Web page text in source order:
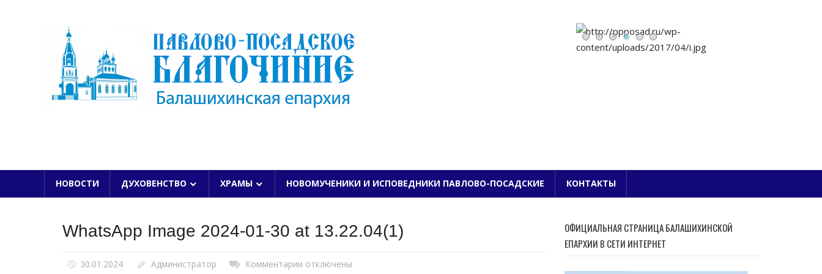
ПАВЛОВО-ПОСАДСКОЕ БЛАГОЧИНИЕ
НОВОСТИ ДУХОВЕНСТВО ХРАМЫ НОВОМУЧЕНИКИ И ИСПОВЕДНИКИ ПАВЛОВО-ПОСАДСКИЕ КОНТАКТЫ
WhatsApp Image 2024-01-30 at 13.22.04(1)
30.01.2024 Администратор Комментарии котключены
ОФИЦИАЛЬНАЯ СТРАНИЦА БАЛАШИХИНСКОЙ
ЕПАРХИИ В СЕТИ ИНТЕРНЕТ